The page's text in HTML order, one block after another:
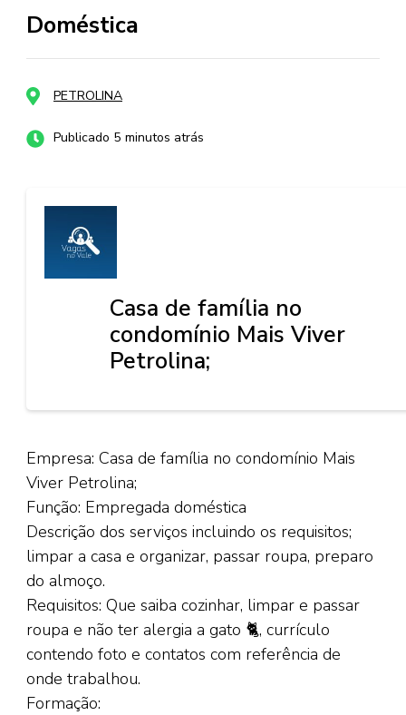
Doméstica
PETROLINA
Publicado 5 minutos atrás
Casa de família no
condomínio Mais Viver
Petrolina;
Empresa: Casa de família no condomínio Mais
Viver Petrolina;
Função: Empregada doméstica
Descrição dos serviços incluindo os requisitos;
limpar a casa e organizar, passar roupa, preparo
do almoço.
Requisitos: Que saiba cozinhar, limpar e passar
roupa e não ter alergia a gato 🐈, currículo
contendo foto e contatos com referência de
onde trabalhou.
Formação: